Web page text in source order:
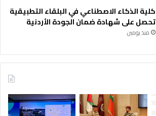
كلية الذكاء الاصطناعي في البلقاء التطبيقية
تحصل على شهادة ضمان الجودة الأردنية
منذ يومين